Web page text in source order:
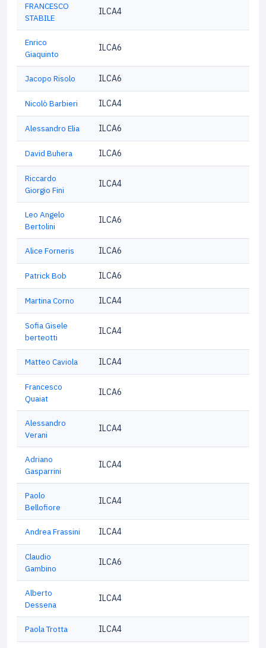
FRANCESCO
STABILE
ILCA4
Enrico
Giaquinto
ILCA6
Jacopo Risolo ILCA6
Nicolò Barbieri ILCA4
Alessandro Elia ILCA6
David Buhera ILCA6
Riccardo
Giorgio Fini
ILCA4
Leo Angelo
Bertolini
ILCA6
Alice Forneris ILCA6
Patrick Bob ILCA6
Martina Corno ILCA4
Sofia Gisele
berteotti
ILCA4
Matteo Caviola ILCA4
Francesco
Quaiat
ILCA6
Alessandro
Verani
ILCA4
Adriano
Gasparrini
ILCA4
Paolo
Bellofiore
ILCA4
Andrea Frassini ILCA4
Claudio
Gambino
ILCA6
Alberto
Dessena
ILCA4
Paola Trotta ILCA4